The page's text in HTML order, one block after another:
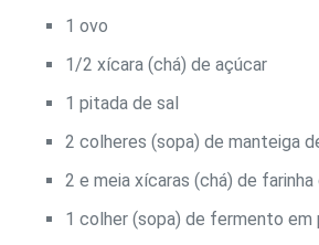
1 ovo
1/2 xícara (chá) de açúcar
1 pitada de sal
2 colheres (sopa) de manteiga
2 e meia xícaras (chá) de
1 colher (sopa) de fermento em